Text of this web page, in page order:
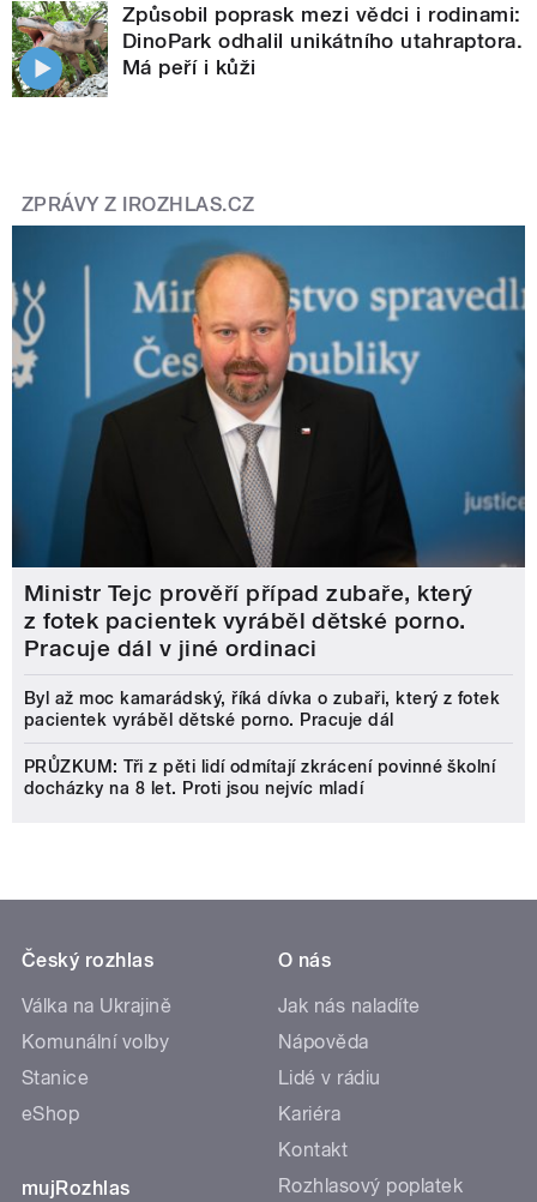
Způsobil poprask mezi vědci i rodinami:
DinoPark odhalil unikátního utahraptora.
Má peří i kůži
ZPRÁVY Z IROZHLAS.CZ
Ministr Tejc prověří případ zubaře, který
z fotek pacientek vyráběl dětské porno.
Pracuje dál v jiné ordinaci
Byl až moc kamarádský, říká dívka o zubaři, který z fotek
pacientek vyráběl dětské porno. Pracuje dál
PRŮZKUM: Tři z pěti lidí odmítají zkrácení povinné školní
docházky na 8 let. Proti jsou nejvíc mladí
Český rozhlas
Válka na Ukrajině
Komunální volby
Stanice
eShop
mujRozhlas
O nás
Jak nás naladíte
Nápověda
Lidé v rádiu
Kariéra
Kontakt
Rozhlasový poplatek